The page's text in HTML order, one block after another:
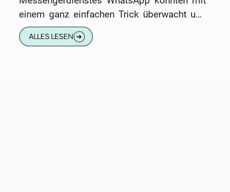
einem ganz einfachen Trick überwacht und
ausspioniert werden. Man benötigt dazu
lediglich die Telefonnummer des
ALLES LESEN ➔